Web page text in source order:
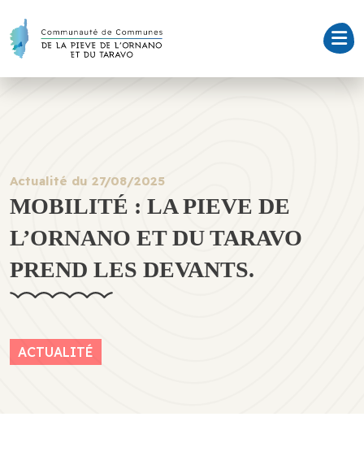
Actualité du 27/08/2025
MOBILITÉ : LA PIEVE DE
L’ORNANO ET DU TARAVO
PREND LES DEVANTS.
ACTUALITÉ